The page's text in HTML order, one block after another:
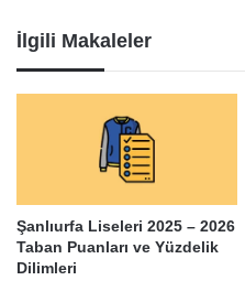
İlgili Makaleler
Şanlıurfa Liseleri 2025 – 2026
Taban Puanları ve Yüzdelik
Dilimleri